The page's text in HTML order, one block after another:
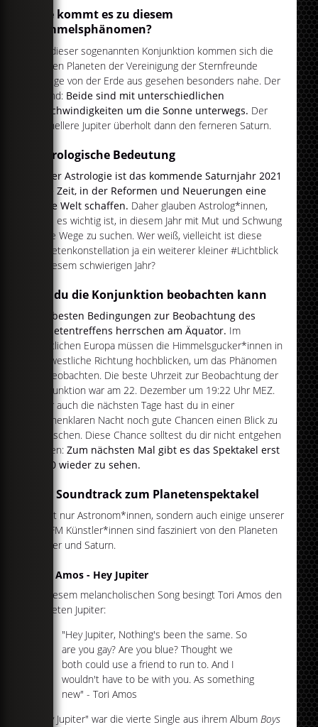
Wie kommt es zu diesem
Himmelsphänomen?
Bei dieser sogenannten Konjunktion kommen sich die
beiden Planeten der Vereinigung der Sternfreunde
zufolge von der Erde aus gesehen besonders nahe. Der
Grund: Beide sind mit unterschiedlichen
Geschwindigkeiten um die Sonne unterwegs. Der
schnellere Jupiter überholt dann den ferneren Saturn.
Astrologische Bedeutung
In der Astrologie ist das kommende Saturnjahr 2021
eine Zeit, in der Reformen und Neuerungen eine
neue Welt schaffen. Daher glauben Astrolog*innen,
dass es wichtig ist, in diesem Jahr mit Mut und Schwung
neue Wege zu suchen. Wer weiß, vielleicht ist diese
Planetenkonstellation ja ein weiterer kleiner #Lichtblick
in diesem schwierigen Jahr?
Wo du die Konjunktion beobachten kann
Die besten Bedingungen zur Beobachtung des
Planetentreffens herrschen am Äquator. Im
westlichen Europa müssen die Himmelsgucker*innen in
südwestliche Richtung hochblicken, um das Phänomen
zu beobachten. Die beste Uhrzeit zur Beobachtung der
Konjunktion war am 22. Dezember um 19:22 Uhr MEZ.
Aber auch die nächsten Tage hast du in einer
sternenklaren Nacht noch gute Chancen einen Blick zu
erhaschen. Diese Chance solltest du dir nicht entgehen
lassen:Zum nächsten Mal gibt es das Spektakel erst
2080 wieder zu sehen.
Der Soundtrack zum Planetenspektakel
Nicht nur Astronom*innen, sondern auch einige unserer
egoFM Künstler*innen sind fasziniert von den Planeten
Jupiter und Saturn.
Tori Amos - Hey Jupiter
In diesem melancholischen Song besingt Tori Amos den
Planeten Jupiter:
"Hey Jupiter, Nothing's been the same. So
are you gay? Are you blue? Thought we
both could use a friend to run to. And I
wouldn't have to be with you. As something
new" - Tori Amos
"Hey Jupiter" war die vierte Single aus ihrem AlbumBoys